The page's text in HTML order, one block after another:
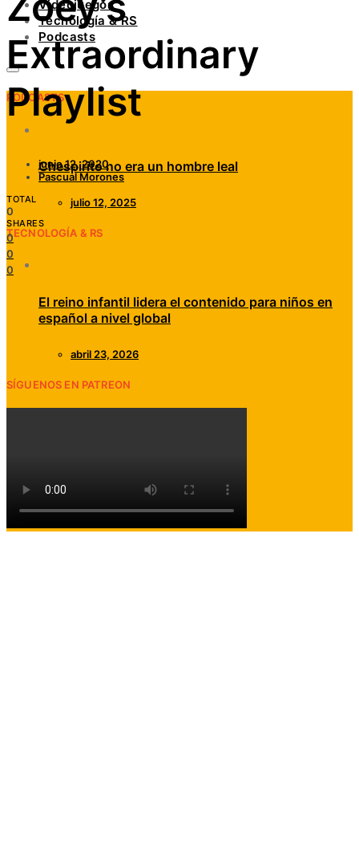
Videojuegos
Tecnología & RS
Podcasts
PODCASTS
Chespirito no era un hombre leal
julio 12, 2025
TECNOLOGÍA & RS
El reino infantil lidera el contenido para niños en
español a nivel global
abril 23, 2026
SÍGUENOS EN PATREON
Extraordinary
Playlist
junio 12, 2020
Pascual Morones
TOTAL
0
SHARES
0
0
0